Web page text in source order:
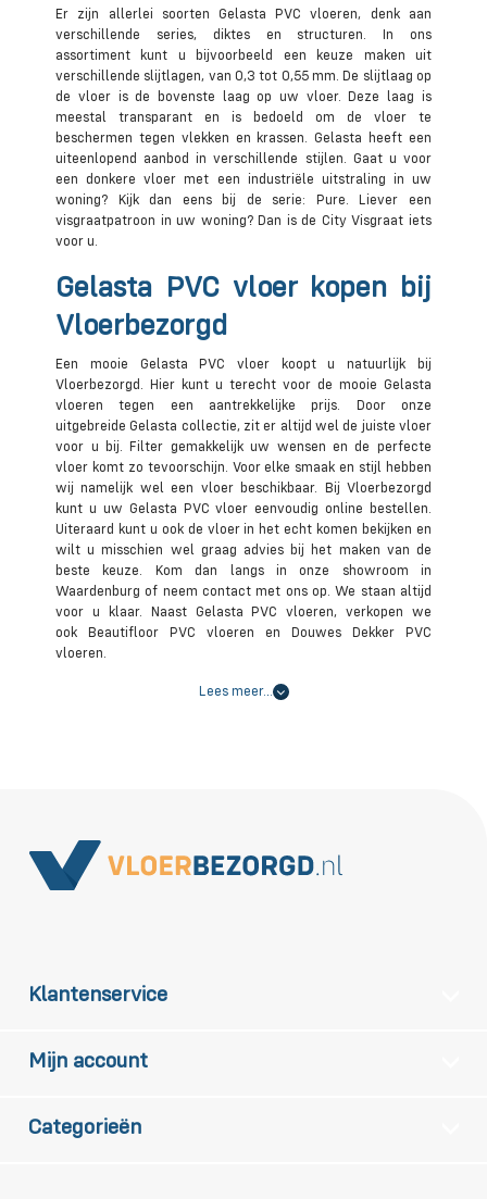
Er zijn allerlei soorten Gelasta PVC vloeren, denk aan
verschillende series, diktes en structuren. In ons
assortiment kunt u bijvoorbeeld een keuze maken uit
verschillende slijtlagen, van 0,3 tot 0,55 mm. De slijtlaag op
de vloer is de bovenste laag op uw vloer. Deze laag is
meestal transparant en is bedoeld om de vloer te
beschermen tegen vlekken en krassen. Gelasta heeft een
uiteenlopend aanbod in verschillende stijlen. Gaat u voor
een donkere vloer met een industriële uitstraling in uw
woning? Kijk dan eens bij de serie: Pure. Liever een
visgraatpatroon in uw woning? Dan is de City Visgraat iets
voor u.
Gelasta PVC vloer kopen bij
Vloerbezorgd
Een mooie Gelasta PVC vloer koopt u natuurlijk bij
Vloerbezorgd. Hier kunt u terecht voor de mooie Gelasta
vloeren tegen een aantrekkelijke prijs. Door onze
uitgebreide Gelasta collectie, zit er altijd wel de juiste vloer
voor u bij. Filter gemakkelijk uw wensen en de perfecte
vloer komt zo tevoorschijn. Voor elke smaak en stijl hebben
wij namelijk wel een vloer beschikbaar. Bij Vloerbezorgd
kunt u uw Gelasta PVC vloer eenvoudig online bestellen.
Uiteraard kunt u ook de vloer in het echt komen bekijken en
wilt u misschien wel graag advies bij het maken van de
beste keuze. Kom dan langs in onze showroom in
Waardenburg of neem contact met ons op. We staan altijd
voor u klaar. Naast Gelasta PVC vloeren, verkopen we
ook Beautifloor PVC vloeren en Douwes Dekker PVC
vloeren.
Lees meer…
Klantenservice
Mijn account
Categorieën